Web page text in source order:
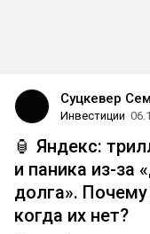
Суцкевер
Инвестиции
🏮 Яндекс:
и паника из-за
долга».
когда их нет?